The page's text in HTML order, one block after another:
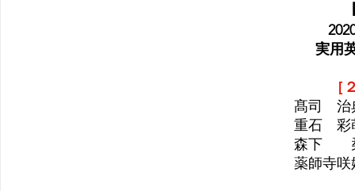
実用
［
髙司　
重石　
森下　
薬師寺